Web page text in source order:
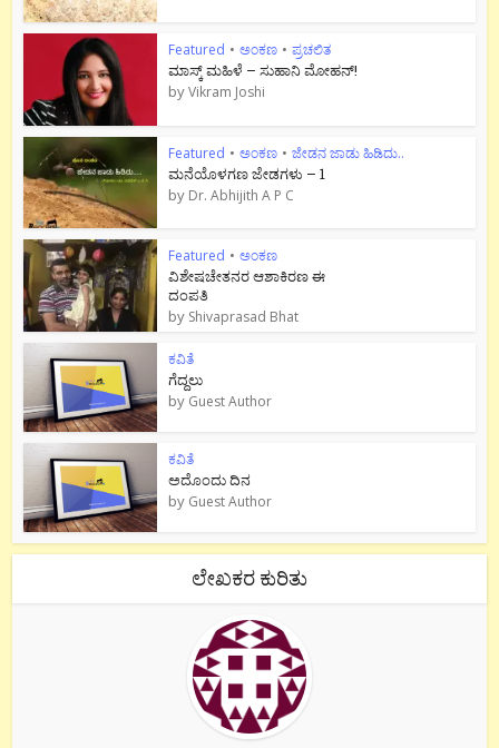
Featured • ಅಂಕಣ • ಪ್ರಚಲಿತ
ಮಾಸ್ಕ್ ಮಹಿಳೆ – ಸುಹಾನಿ ಮೋಹನ್!
byVikram Joshi
Featured • ಅಂಕಣ • ಜೇಡನ ಜಾಡು ಹಿಡಿದು..
ಮನೆಯೊಳಗಣ ಜೇಡಗಳು – 1
by Dr. Abhijith A P C
Featured • ಅಂಕಣ
ವಿಶೇಷಚೇತನರ ಆಶಾಕಿರಣ ಈ
ದಂಪತಿ
by Shivaprasad Bhat
ಕವಿತೆ
ಗೆದ್ದಲು
by Guest Author
ಕವಿತೆ
ಅದೊಂದು ದಿನ
by Guest Author
ಲೇಖಕರ ಕುರಿತು